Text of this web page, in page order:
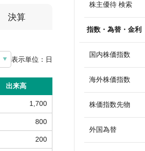
決算
表示単位： 日
出来高
1,700
800
200
株主優待 検索
指数・為替・金利
国内株価指数
海外株価指数
株価指数先物
外国為替